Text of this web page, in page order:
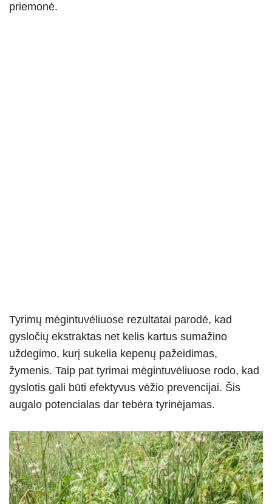
priemonė.
Tyrimų mėgintuvėliuose rezultatai parodė, kad
gysločių ekstraktas net kelis kartus sumažino
uždegimo, kurį sukelia kepenų pažeidimas,
žymenis. Taip pat tyrimai mėgintuvėliuose rodo, kad
gyslotis gali būti efektyvus vėžio prevencijai. Šis
augalo potencialas dar tebėra tyrinėjamas.